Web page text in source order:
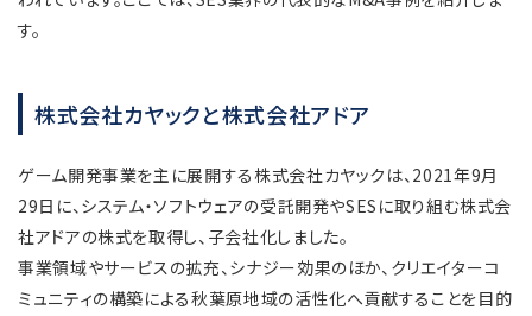
す。
株式会社カヤックと株式会社アドア
ゲーム開発事業を主に展開する株式会社カヤックは、2021年9月
29日に、システム・ソフトウェアの受託開発やSESに取り組む株式会
社アドアの株式を取得し、子会社化しました。
事業領域やサービスの拡充、シナジー効果のほか、クリエイターコ
ミュニティの構築による秋葉原地域の活性化へ貢献することを目的